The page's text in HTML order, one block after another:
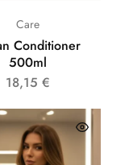
Care
Conditioner
500ml
18,15 €